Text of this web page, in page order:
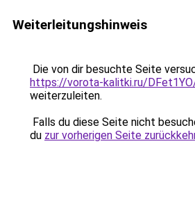
Weiterleitungshinweis
Die von dir besuchte Seite
https://vorota-kalitki.ru/
weiterzuleiten.
Falls du diese Seite nicht
du zur vorherigen Seite